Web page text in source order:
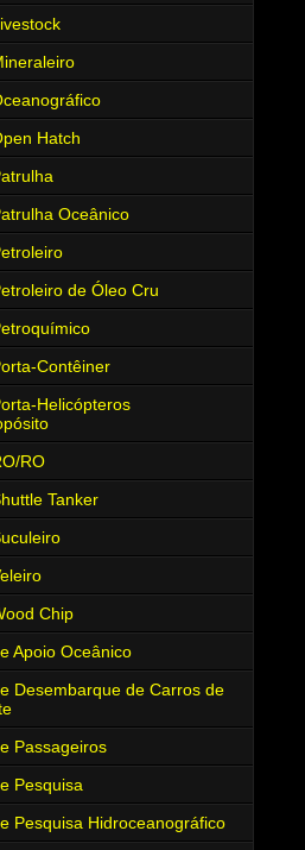
Hatch
Oceânico
de Óleo Cru
Contêiner
Helicópteros
RO
Tanker
Chip
Apoio Oceânico
Desembarque de Carros de
Passageiros
Pesquisa
Pesquisa Hidroceanográfico